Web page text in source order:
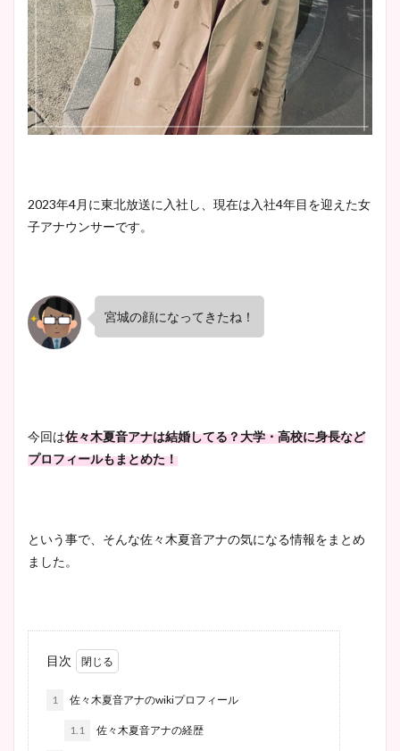
2023年4月に東北放送に入社し、現在は入社4年目を迎えた女
子アナウンサーです。
宮城の顔になってきたね！
今回は佐々木夏音アナは結婚してる？大学・高校に身長など
プロフィールもまとめた！
という事で、そんな佐々木夏音アナの気になる情報をまとめ
ました。
目次
1 佐々木夏音アナのwikiプロフィール
1.1 佐々木夏音アナの経歴